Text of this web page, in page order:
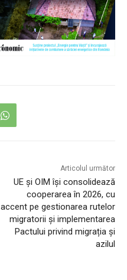
Articolul următor
UE și OIM își consolidează
cooperarea în 2026, cu
accent pe gestionarea rutelor
migratorii și implementarea
Pactului privind migrația și
azilul